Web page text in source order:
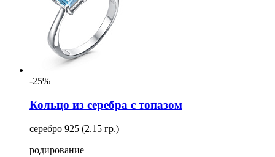
-25%
Кольцо из серебра с топазом
серебро 925 (2.15 гр.)
родирование